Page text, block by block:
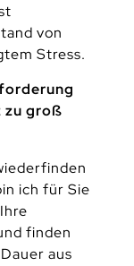
von
Stress.
zu groß
ich für Sie
finden
aus